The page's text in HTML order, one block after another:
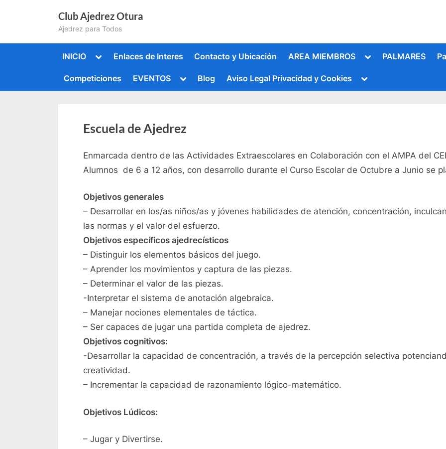
Club Ajedrez Otura
Ajedrez para Todos
INICIO
Alternar
Alternar
Enlaces de Interes Contacto y Ubicación AREA MIEMBROS
AlternarPALMARES
Competiciones EVENTOS
Alternar
submenú
Alternar
submenú
Blog Aviso Legal Privacidad y Cookies
Alternar
Escuela de Ajedrez
Enmarcada dentro de las Actividades Extraescolares en Colaboración con el AMPA del
Alumnos de 6 a 12 años, con desarrollo durante el Curso Escolar de Octubre a Junio se
Objetivos generales
– Desarrollar en los/as niños/as y jóvenes habilidades de atención, concentración,
las normas y el valor del esfuerzo.
Objetivos específicos ajedrecísticos
– Distinguir los elementos básicos del juego.
– Aprender los movimientos y captura de las piezas.
– Determinar el valor de las piezas.
-Interpretar el sistema de anotación algebraica.
– Manejar nociones elementales de táctica.
– Ser capaces de jugar una partida completa de ajedrez.
Objetivos cognitivos:
-Desarrollar la capacidad de concentración, a través de la percepción selectiva
creatividad.
– Incrementar la capacidad de razonamiento lógico-matemático.
Objetivos Lúdicos:
– Jugar y Divertirse.